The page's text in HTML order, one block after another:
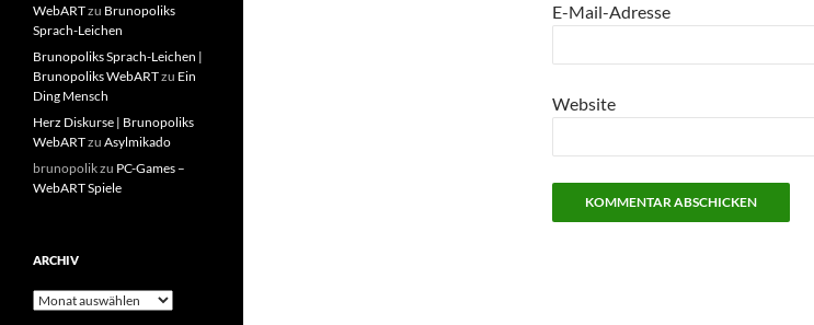
E-Mail-Adresse
Website
WebARTzu Brunopoliks
Sprach-Leichen
Brunopoliks Sprach-Leichen |
Brunopoliks WebARTzu Ein
Ding Mensch
Herz Diskurse | Brunopoliks
WebARTzu Asylmikado
brunopolikzu PC-Games –
WebART Spiele
ARCHIV
Archiv